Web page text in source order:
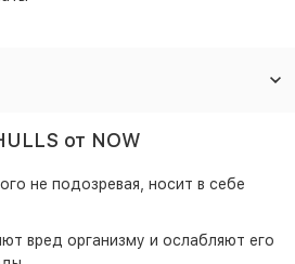
от NOW
не подозревая, носит в себе
вред организму и ослабляют его